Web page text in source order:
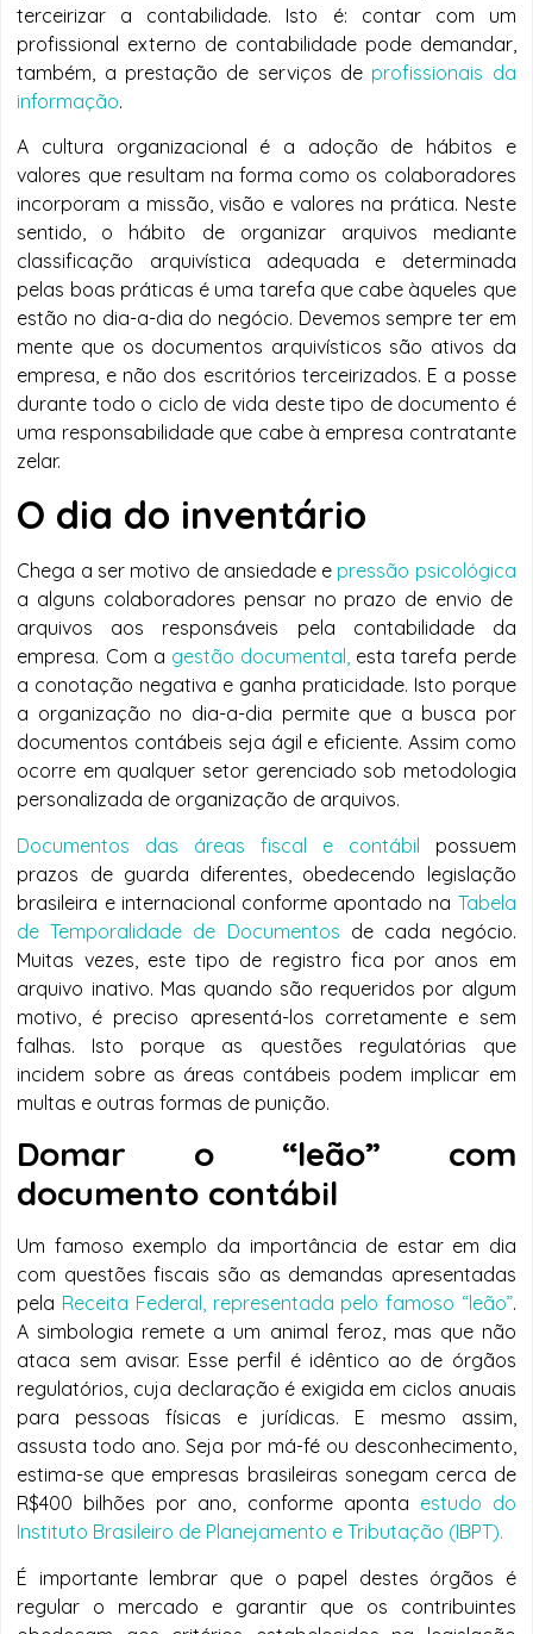
terceirizar a contabilidade. Isto é: contar com um
profissional externo de contabilidade pode demandar,
também, a prestação de serviços de profissionais da
informação.
A cultura organizacional é a adoção de hábitos e
valores que resultam na forma como os colaboradores
incorporam a missão, visão e valores na prática. Neste
sentido, o hábito de organizar arquivos mediante
classificação arquivística adequada e determinada
pelas boas práticas é uma tarefa que cabe àqueles que
estão no dia-a-dia do negócio. Devemos sempre ter em
mente que os documentos arquivísticos são ativos da
empresa, e não dos escritórios terceirizados. E a posse
durante todo o ciclo de vida deste tipo de documento é
uma responsabilidade que cabe à empresa contratante
zelar.
O dia do inventário
Chega a ser motivo de ansiedade e pressão psicológica
a alguns colaboradores pensar no prazo de envio de
arquivos aos responsáveis pela contabilidade da
empresa. Com a gestão documental, esta tarefa perde
a conotação negativa e ganha praticidade. Isto porque
a organização no dia-a-dia permite que a busca por
documentos contábeis seja ágil e eficiente. Assim como
ocorre em qualquer setor gerenciado sob metodologia
personalizada de organização de arquivos.
Documentos das áreas fiscal e contábil possuem
prazos de guarda diferentes, obedecendo legislação
brasileira e internacional conforme apontado na Tabela
de Temporalidade de Documentos de cada negócio.
Muitas vezes, este tipo de registro fica por anos em
arquivo inativo. Mas quando são requeridos por algum
motivo, é preciso apresentá-los corretamente e sem
falhas. Isto porque as questões regulatórias que
incidem sobre as áreas contábeis podem implicar em
multas e outras formas de punição.
Domar o “leão” com
documento contábil
Um famoso exemplo da importância de estar em dia
com questões fiscais são as demandas apresentadas
pela Receita Federal, representada pelo famoso “leão”.
A simbologia remete a um animal feroz, mas que não
ataca sem avisar. Esse perfil é idêntico ao de órgãos
regulatórios, cuja declaração é exigida em ciclos anuais
para pessoas físicas e jurídicas. E mesmo assim,
assusta todo ano. Seja por má-fé ou desconhecimento,
estima-se que empresas brasileiras sonegam cerca de
R$400 bilhões por ano, conforme aponta estudo do
Instituto Brasileiro de Planejamento e Tributação (IBPT).
É importante lembrar que o papel destes órgãos é
regular o mercado e garantir que os contribuintes